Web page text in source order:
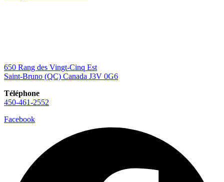
650 Rang des Vingt-Cinq Est
Saint-Bruno (QC) Canada J3V 0G6
Téléphone
450-461-2552
Facebook